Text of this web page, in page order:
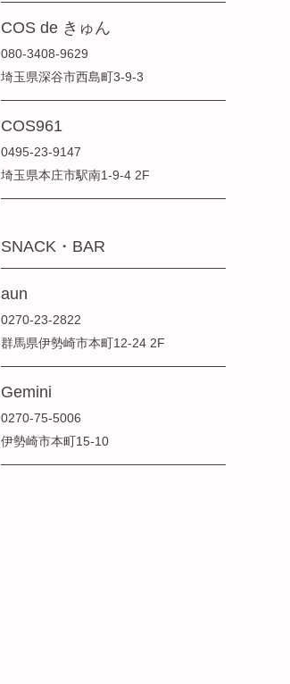
COS de きゅん
080-3408-9629
埼玉県深谷市西島町3-9-3
COS961
0495-23-9147
埼玉県本庄市駅南1-9-4 2F
SNACK・BAR
aun
0270-23-2822
群馬県伊勢崎市本町12-24 2F
Gemini
0270-75-5006
伊勢崎市本町15-10